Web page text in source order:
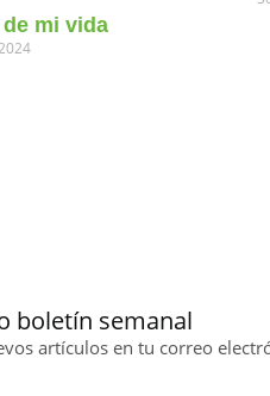
mi vida
boletín semanal
artículos en tu correo